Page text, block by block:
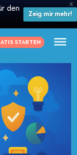
X
den
Zeig mir mehr!
STARTEN